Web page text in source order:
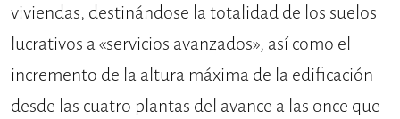
viviendas, destinándose la totalidad de los suelos
lucrativos a «servicios avanzados», así como el
incremento de la altura máxima de la edificación
desde las cuatro plantas del avance a las once que